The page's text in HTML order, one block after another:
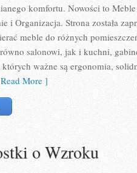
komfortu. Nowości to
i Organizacja. Strona została
meble do różnych
salonowi, jak i kuchni,
ważne są ergonomia,
More ]
o Wzroku